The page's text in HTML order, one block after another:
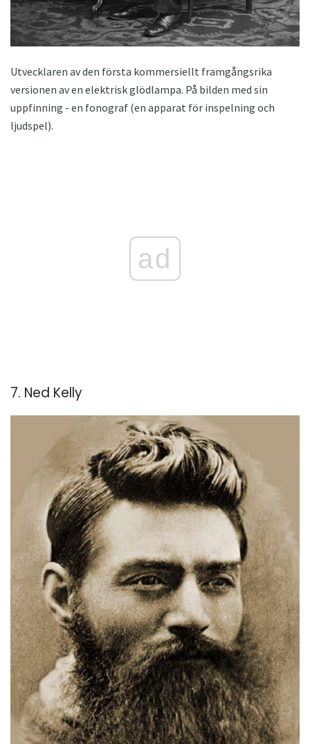
Utvecklaren av den första kommersiellt framgångsrika
versionen av en elektrisk glödlampa. På bilden med sin
uppfinning - en fonograf (en apparat för inspelning och
ljudspel).
ad
7. Ned Kelly